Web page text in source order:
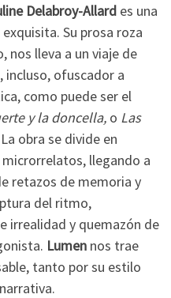
Delabroy-Allard es una
Su prosa roza
nos lleva a un viaje de
incluso, ofuscador a
como puede ser el
y la doncella, o Las
La obra se divide en
llegando a
retazos de memoria y
del ritmo,
irrealidad y quemazón de
Lumen nos trae
tanto por su estilo